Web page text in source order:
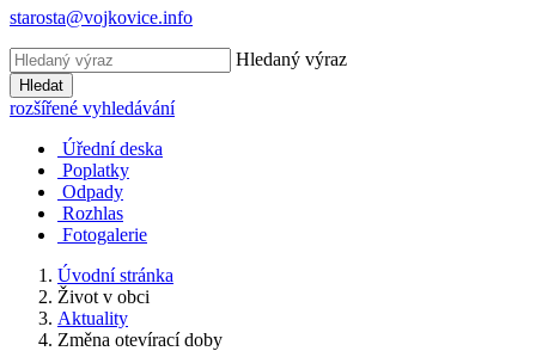
starosta@vojkovice.info
Hledaný výraz
Hledat
rozšířené vyhledávání
Úřední deska
Poplatky
Odpady
Rozhlas
Fotogalerie
Úvodní stránka
Život v obci
Aktuality
Změna otevírací doby